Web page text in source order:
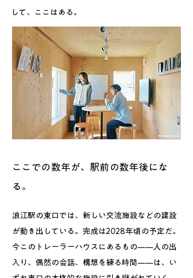
して、ここはある。
ここでの数年が、駅前の数年後にな
る。
浪江駅の東口では、新しい交流施設などの建設
が動き出している。完成は2028年頃の予定だ。
今このトレーラーハウスにあるもの——人の出
入り、偶然の会話、構想を練る時間——は、い